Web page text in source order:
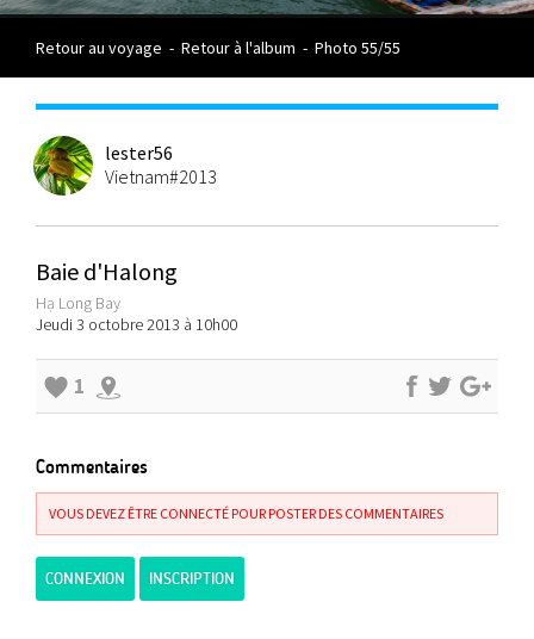
Retour au voyage - Retour à l'album - Photo 55/55
lester56
Vietnam#2013
Baie d'Halong
Hạ Long Bay
Jeudi 3 octobre 2013 à 10h00
1
Commentaires
VOUS DEVEZ ÊTRE CONNECTÉ POUR POSTER DES COMMENTAIRES
CONNEXION INSCRIPTION